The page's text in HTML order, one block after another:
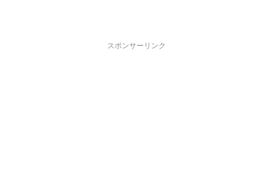
スポンサーリンク